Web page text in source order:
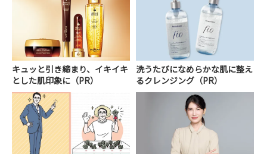
キュッと引き締まり、イキイキ
とした肌印象に（PR）
洗うたびになめらかな肌に整え
るクレンジング（PR）